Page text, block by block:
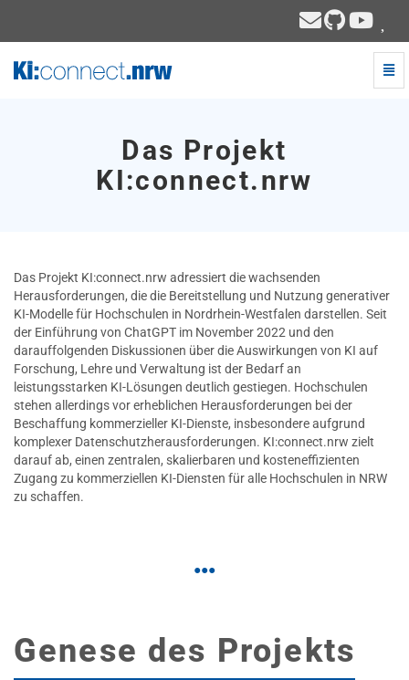
Das Projekt
KI:connect.nrw
Das Projekt KI:connect.nrw adressiert die wachsenden
Herausforderungen, die die Bereitstellung und Nutzung generativer
KI-Modelle für Hochschulen in Nordrhein-Westfalen darstellen. Seit
der Einführung von ChatGPT im November 2022 und den
darauffolgenden Diskussionen über die Auswirkungen von KI auf
Forschung, Lehre und Verwaltung ist der Bedarf an
leistungsstarken KI-Lösungen deutlich gestiegen. Hochschulen
stehen allerdings vor erheblichen Herausforderungen bei der
Beschaffung kommerzieller KI-Dienste, insbesondere aufgrund
komplexer Datenschutzherausforderungen. KI:connect.nrw zielt
darauf ab, einen zentralen, skalierbaren und kosteneffizienten
Zugang zu kommerziellen KI-Diensten für alle Hochschulen in NRW
zu schaffen.
Genese des Projekts